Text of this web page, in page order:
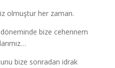
olmuştur her zaman.
döneminde bize cehennem
bize sonradan idrak